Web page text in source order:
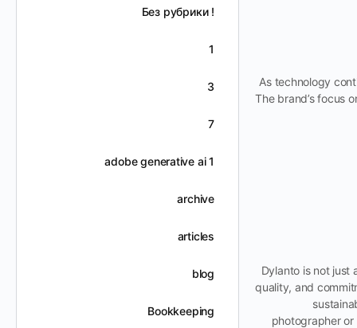
As technology
The brand’s focus
Dylanto is not just
quality, and
photographer
! Без рубрики
1
3
7
adobe generative ai 1
archive
articles
blog
Bookkeeping